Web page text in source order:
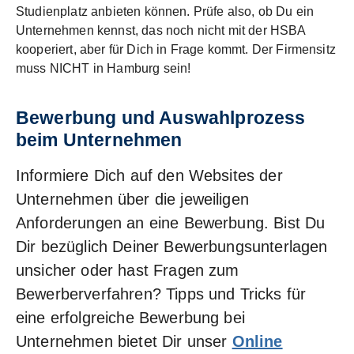
Studienplatz anbieten können. Prüfe also, ob Du ein
Unternehmen kennst, das noch nicht mit der HSBA
kooperiert, aber für Dich in Frage kommt. Der Firmensitz
muss NICHT in Hamburg sein!
Bewerbung und Auswahlprozess
beim Unternehmen
Informiere Dich auf den Websites der
Unternehmen über die jeweiligen
Anforderungen an eine Bewerbung. Bist Du
Dir bezüglich Deiner Bewerbungs­unterlagen
unsicher oder hast Fragen zum
Bewerberverfahren? Tipps und Tricks für
eine erfolgreiche Bewerbung bei
Unternehmen bietet Dir unser Online